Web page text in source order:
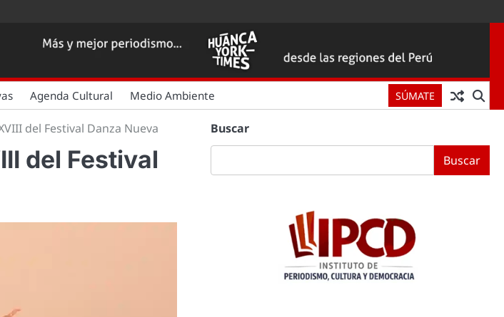
Agenda Cultural Medio Ambiente SÚMATE
del Festival Danza Nueva
del Festival
Buscar
Buscar